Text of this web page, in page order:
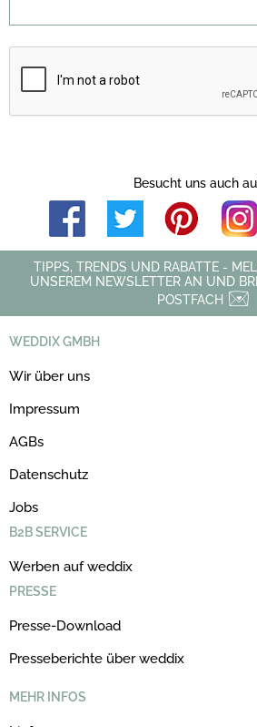
Besucht uns auch
TIPPS, TRENDS UND RABATTE -
UNSEREM NEWSLETTER AN UND
POSTFACH
WEDDIX GMBH
Wir über uns
Impressum
AGBs
Datenschutz
Jobs
B2B SERVICE
Werben auf weddix
PRESSE
Presse-Download
Presseberichte über weddix
MEHR INFOS